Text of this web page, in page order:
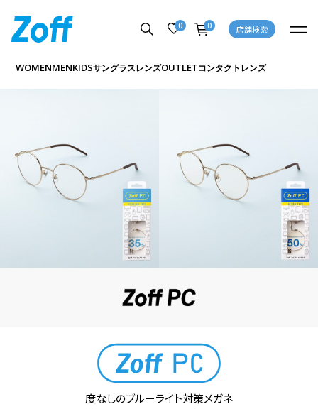
0 0 店舗検索
WOMENMENKIDSサングラスレンズOUTLETコンタクトレンズ
度なしのブルーライト対策メガネ